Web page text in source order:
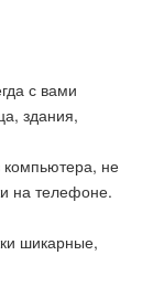
с вами
здания,
не
на телефоне.
шикарные,